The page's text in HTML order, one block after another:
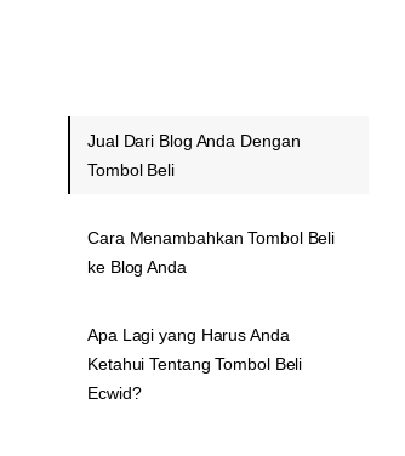
Jual Dari Blog Anda Dengan
Tombol Beli
Cara Menambahkan Tombol Beli
ke Blog Anda
Apa Lagi yang Harus Anda
Ketahui Tentang Tombol Beli
Ecwid?